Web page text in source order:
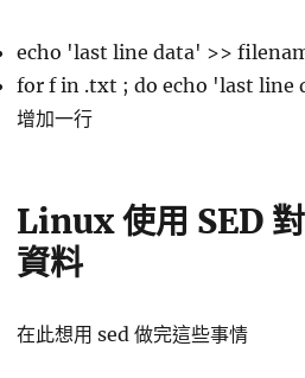
echo 'last line data' >>
for f in .txt ; do echo 'last line
增加一行
Linux 使用 SED
資料
在此想用 sed 做完這些事情